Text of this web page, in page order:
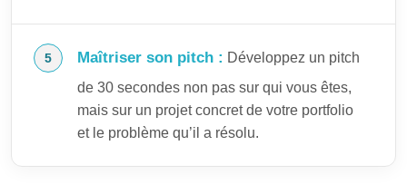
Maîtriser son pitch : Développez un pitch
de 30 secondes non pas sur qui vous êtes,
mais sur un projet concret de votre portfolio
et le problème qu’il a résolu.